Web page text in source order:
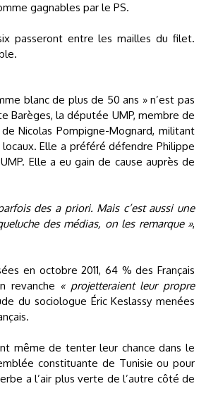
gagnables par le PS.
passeront entre les mailles du filet.
blanc de plus de 50 ans » n’est pas
Barèges, la députée UMP, membre de
Nicolas Pompigne-Mognard, militant
Elle a préféré défendre Philippe
Elle a eu gain de cause auprès de
des a priori. Mais c’est aussi une
des médias, on les remarque »,
en octobre 2011, 64 % des Français
revanche « projetteraient leur propre
du sociologue Éric Keslassy menées
même de tenter leur chance dans le
constituante de Tunisie ou pour
a l’air plus verte de l’autre côté de